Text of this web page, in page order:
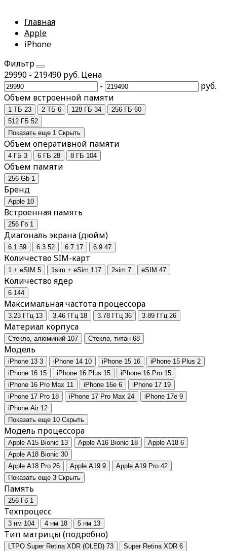
Главная
Apple
iPhone
Фильтр
29990 - 219490 руб. Цена
-
руб.
Объем встроенной памяти
1 ТБ 23 2 ТБ 6 128 ГБ 34 256 ГБ 60
512 ГБ 52
Показать еще 1 Скрыть
Объем оперативной памяти
4 ГБ 3 6 ГБ 28 8 ГБ 104
Объем памяти
256 Gb 1
Бренд
Apple 10
Встроенная память
256 Гб 1
Диагональ экрана (дюйм)
6.1 59 6.3 52 6.7 17 6.9 47
Количество SIM-карт
1 + eSIM 5 1sim + eSim 117 2sim 7 eSIM 47
Количество ядер
6 144
Максимальная частота процессора
3.23 ГГц 13 3.46 ГГц 18 3.78 ГГц 36 3.89 ГГц 26
Материал корпуса
Стекло, алюминий 107 Стекло, титан 68
Модель
iPhone 13 3 iPhone 14 10 iPhone 15 16 iPhone 15 Plus 2
iPhone 16 15 iPhone 16 Plus 15 iPhone 16 Pro 15
iPhone 16 Pro Max 11 iPhone 16e 6 iPhone 17 19
iPhone 17 Pro 18 iPhone 17 Pro Max 24 iPhone 17e 9
iPhone Air 12
Показать еще 10 Скрыть
Модель процессора
Apple A15 Bionic 13 Apple A16 Bionic 18 Apple A18 6
Apple A18 Bionic 30
Apple A18 Pro 26 Apple A19 9 Apple A19 Pro 42
Показать еще 3 Скрыть
Память
256 Гб 1
Техпроцесс
3 нм 104 4 нм 18 5 нм 13
Тип матрицы (подробно)
LTPO Super Retina XDR (OLED) 73 Super Retina XDR 6